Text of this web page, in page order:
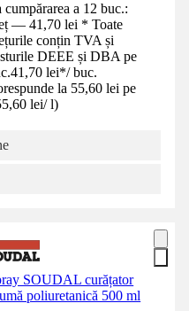
cumpărarea a 12 buc.:
— 41,70 lei * Toate
conțin TVA și
DEEE și DBA pe
41,70 lei*/ buc.
la 55,60 lei pe
lei/ l)
SOUDAL curățator
poliuretanică 500 ml